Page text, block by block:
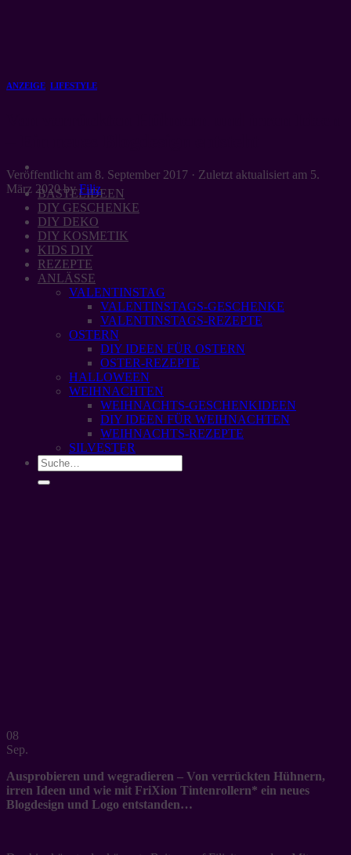
BASTELIDEEN
DIY GESCHENKE
DIY DEKO
DIY KOSMETIK
KIDS DIY
REZEPTE
ANLÄSSE
VALENTINSTAG
VALENTINSTAGS-GESCHENKE
VALENTINSTAGS-REZEPTE
OSTERN
DIY IDEEN FÜR OSTERN
OSTER-REZEPTE
HALLOWEEN
WEIHNACHTEN
WEIHNACHTS-GESCHENKIDEEN
DIY IDEEN FÜR WEIHNACHTEN
WEIHNACHTS-REZEPTE
SILVESTER
ANZEIGE LIFESTYLE
Veröffentlicht am 8. September 2017 · Zuletzt aktualisiert am 5.
März 2020byFiliz
08
Sep.
Ausprobieren und wegradieren – Von verrückten Hühnern,
irren Ideen und wie mit FriXion Tintenrollern* ein neues
Blogdesign und Logo entstanden…